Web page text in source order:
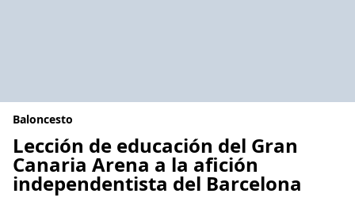
Baloncesto
Lección de educación del Gran
Canaria Arena a la afición
independentista del Barcelona